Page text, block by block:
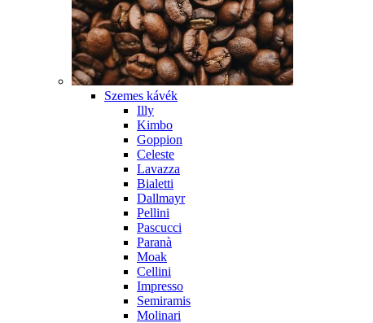
Szemes kávék
Illy
Kimbo
Goppion
Celeste
Lavazza
Bialetti
Dallmayr
Pellini
Pascucci
Paranà
Moak
Cellini
Impresso
Semiramis
Molinari